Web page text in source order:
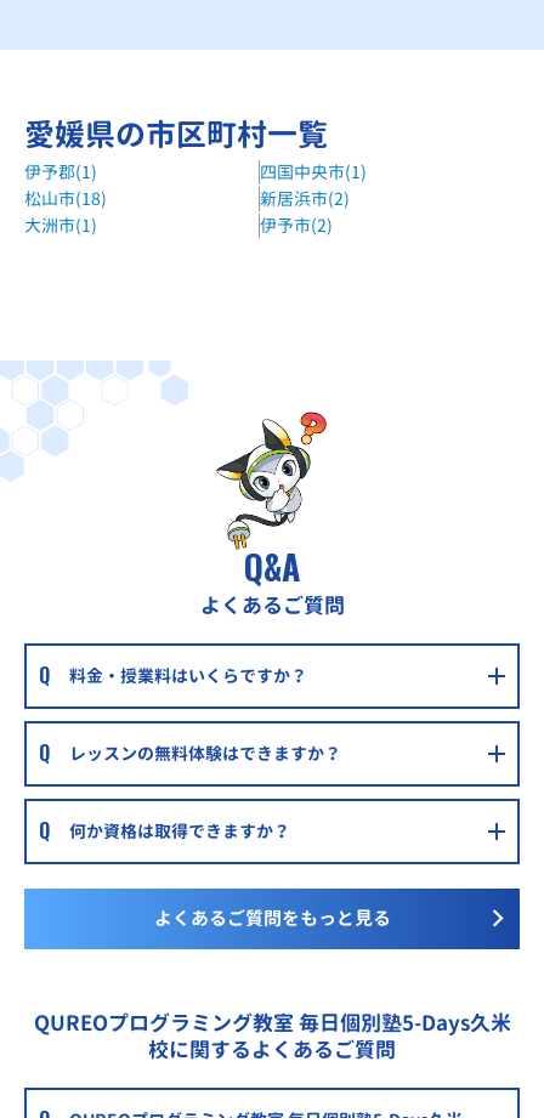
山西駅から約2km、徒歩約25分
勝山町駅から車で5分 SOLATOセルフ樽味SS向かい
毎日個別塾5-Days勝山校
伊予鉄道本町線本町四丁目駅から徒歩2分
伊予鉄バス 高岡天神前バス停 そば
さくら学習塾松山校
東長戸4丁目交差点、ローソンさんを目印にお進みくださ
い。
伊予鉄横河原線梅本駅徒歩２分
総合学習塾てっぺき土居田教室
伊予鉄郡中線 土居田駅 約500m
総合学習塾てっぺき三津浜教室
伊予鉄高浜線 山西駅 約900m
学習塾RabbitFoot
木屋町から徒歩2分
明光義塾道後教室
最寄り駅は、伊予鉄市内電車の道後温泉駅または南町
湯渡町郵便局徒歩1分
愛媛県の市区町村一覧
伊予郡(1)
四国中央市(1)
松山市(18)
新居浜市(2)
大洲市(1)
伊予市(2)
Q&A
よくあるご質問
料金・授業料はいくらですか？
レッスンの無料体験はできますか？
何か資格は取得できますか？
よくあるご質問をもっと見る
QUREOプログラミング教室 毎日個別塾5-Days久米
校に関するよくあるご質問